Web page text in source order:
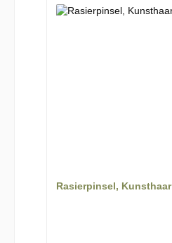
Rasierpinsel, Kunsthaar